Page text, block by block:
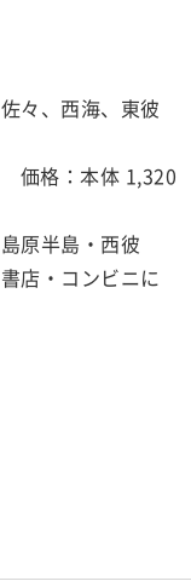
々、西海、東彼
価格：本体 1,320
原半島・西彼
店・コンビニに